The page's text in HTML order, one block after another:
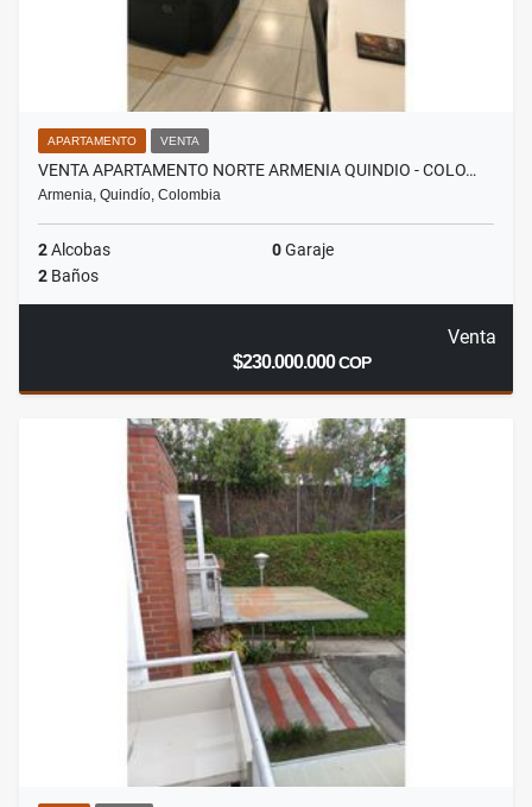
APARTAMENTO VENTA
VENTA APARTAMENTO NORTE ARMENIA QUINDIO - COLO…
Armenia, Quindío, Colombia
2Alcobas 0Garaje
2 Baños
Venta
$230.000.000COP